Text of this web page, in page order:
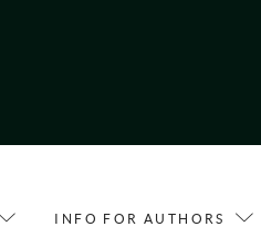
INFO FOR AUTHORS